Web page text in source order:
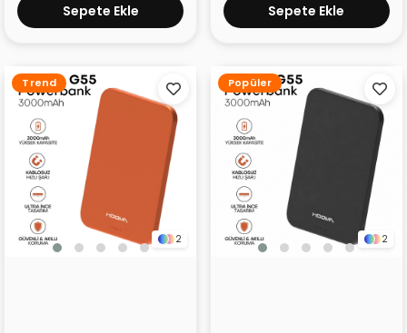
Sepete Ekle Sepete Ekle
2
Trend
2
Popüler